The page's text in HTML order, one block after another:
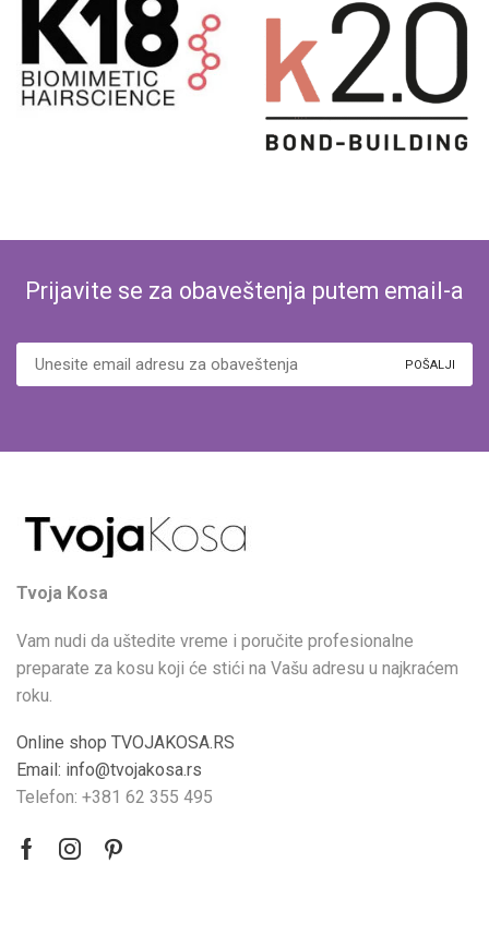
Prijavite se za obaveštenja putem email-a
Tvoja Kosa
Vam nudi da uštedite vreme i poručite profesionalne
preparate za kosu koji će stići na Vašu adresu u najkraćem
roku.
Online shop TVOJAKOSA.RS
Email: info@tvojakosa.rs
Telefon: +381 62 355 495